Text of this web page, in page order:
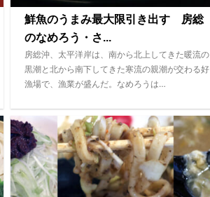
鮮魚のうまみ最大限引き出す 房総
のなめろう・さ...
房総沖、太平洋岸は、南から北上してきた暖流の
黒潮と北から南下してきた寒流の親潮が交わる好
漁場で、漁業が盛んだ。なめろうは…